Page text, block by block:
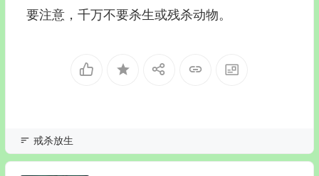
要注意，千万不要杀生或残杀动物。
戒杀放生